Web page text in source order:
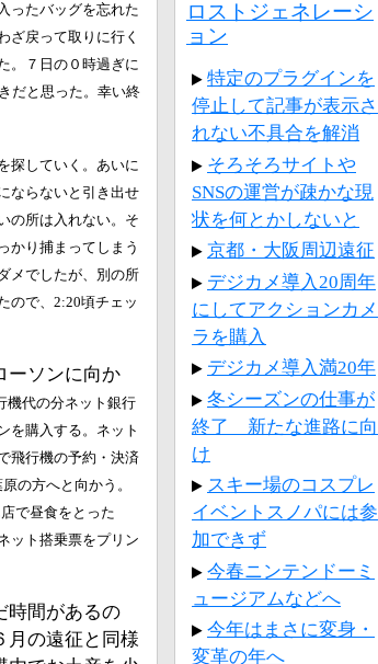
ったバッグを忘れた
ざ戻って取りに行く
。
７日の０時過ぎに
だと思った。幸い終
探していく。あいに
ならないと引き出せ
の所は入れない。そ
かり捕まってしまう
メでしたが、別の所
ので、2:20頃チェッ
ーソンに向か
機代の分ネット銀行
を購入する。ネット
飛行機の予約・決済
の方へと向かう。
で昼食をとった
ット搭乗票をプリン
時間があるの
月の遠征と同様
ロストジェネレーシ
ョン
特定のプラグインを
停止して記事が表示さ
れない不具合を解消
そろそろサイトや
SNSの運営が疎かな現
状を何とかしないと
京都・大阪周辺遠征
デジカメ導入20周年
にしてアクションカメ
ラを購入
デジカメ導入満20年
冬シーズンの仕事が
終了 新たな進路に向
け
スキー場のコスプレ
イベントスノパには参
加できず
今春ニンテンドーミ
ュージアムなどへ
今年はまさに変身・
変革の年へ